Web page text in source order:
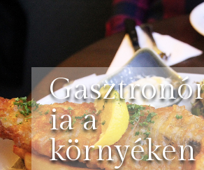
ia a
környéken